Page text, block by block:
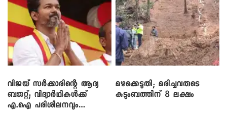
വിജയ് സർക്കാരിന്റെ ആദ്യ
ബജറ്റ്; വിദ്യാർഥികൾക്ക്
എ.ഐ പരിശീലനവും
മഴക്കെടുതി; മരിച്ചവരുടെ
കുടുംബത്തിന് 8 ലക്ഷം